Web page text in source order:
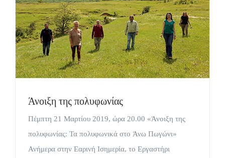
Άνοιξη της πολυφωνίας
Πέμπτη 21 Μαρτίου 2019, ώρα 20.00 «Άνοιξη της
πολυφωνίας: Τα πολυφωνικά στο Άνω Πωγώνι»
Ανήμερα στην Εαρινή Ισημερία, το Εργαστήρι